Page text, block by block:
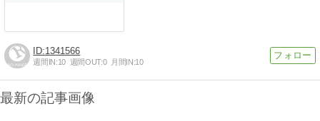
1341566
週間IN:10 週間OUT:0 月間IN:10
最新の記事画像